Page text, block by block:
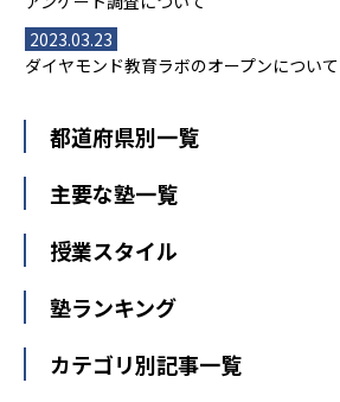
2023.03.23
ダイヤモンド教育ラボのオープンについて
都道府県別一覧
北海道・東北
山形県
福島県
関東
東京都
神奈川県
栃木県
群馬県
主要な塾一覧
【掲載塾一覧を見る】
東京個別指導学院
明光義塾
授業スタイル
個別指導
オンライン指導
塾ランキング
中学受験ランキング
カテゴリ別記事一覧